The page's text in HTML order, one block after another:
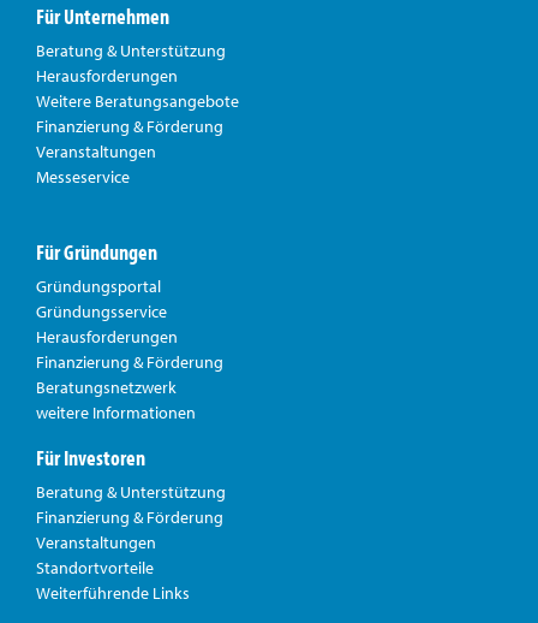
Für Unternehmen
Beratung & Unterstützung
Herausforderungen
Weitere Beratungsangebote
Finanzierung & Förderung
Veranstaltungen
Messeservice
Für Gründungen
Gründungsportal
Gründungsservice
Herausforderungen
Finanzierung & Förderung
Beratungsnetzwerk
weitere Informationen
Für Investoren
Beratung & Unterstützung
Finanzierung & Förderung
Veranstaltungen
Standortvorteile
Weiterführende Links